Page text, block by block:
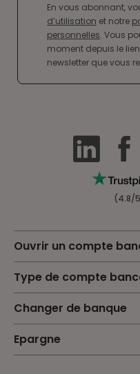
En vous abonnant,
d’utilisation et notre
personnelles. Vous
moment depuis le
newsletter que vous
(4.8/
Ouvrir un compte
Type de compte
Changer de banque
Epargne